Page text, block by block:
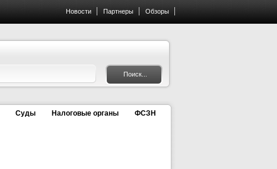
Новости Партнеры Обзоры
Суды Налоговые органы ФСЗН